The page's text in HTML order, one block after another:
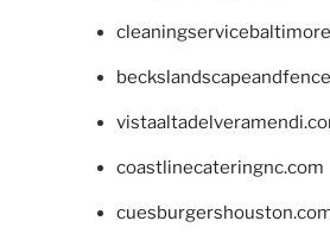
coastlinecateringnc.com